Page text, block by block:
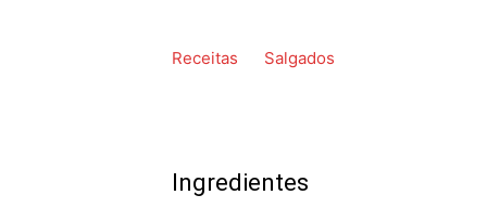
Receitas Salgados
Ingredientes